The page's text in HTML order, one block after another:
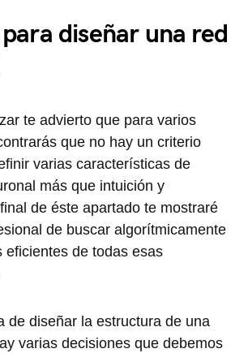
diseñar una red
te advierto que para varios
que no hay un criterio
varias características de
más que intuición y
de éste apartado te mostraré
de buscar algorítmicamente
eficientes de todas esas
de diseñar la estructura de una
varias decisiones que debemos